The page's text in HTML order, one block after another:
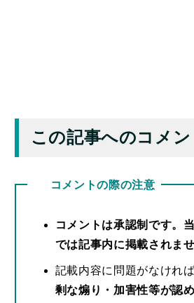
この記事へのコメン
コメントの際の注意
コメントは承認制です。
では記事内に掲載されませ
記載内容に問題がなけれ
剰な煽り・加害性等が認